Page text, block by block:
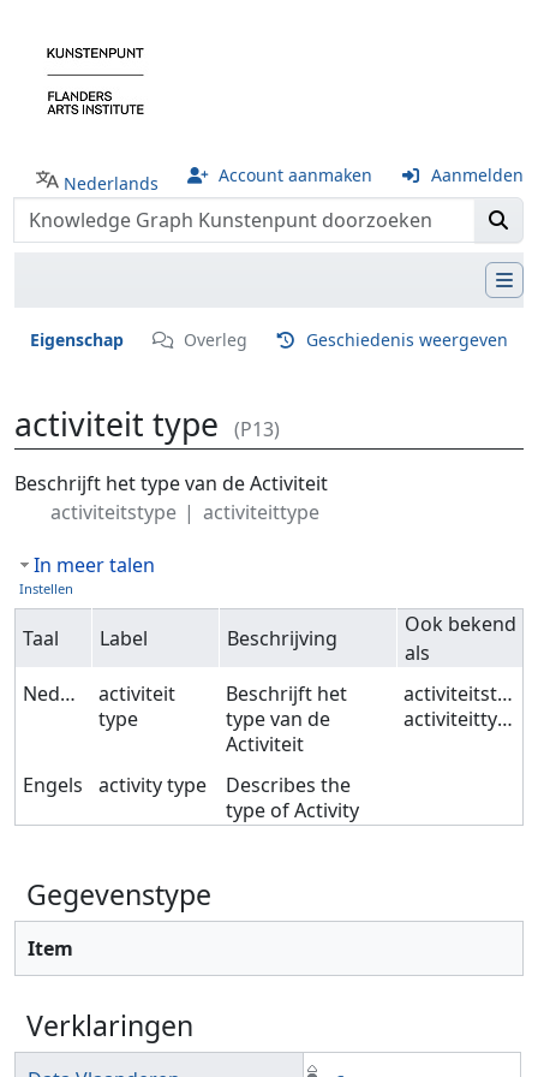
Nederlands Account aanmaken Aanmelden
Eigenschap Overleg Geschiedenis weergeven
activiteit type (P13)
Ga naar:navigatie,zoeken
Beschrijft het type van de Activiteit
activiteitstype
activiteittype
In meer talen
Instellen
Taal Label Beschrijving
Ook bekend
als
Nederlands
activiteit
type
Beschrijft het
type van de
Activiteit
activiteitstype
activiteittype
Engels activity type
Describes the
type of Activity
Gegevenstype
Item
Verklaringen